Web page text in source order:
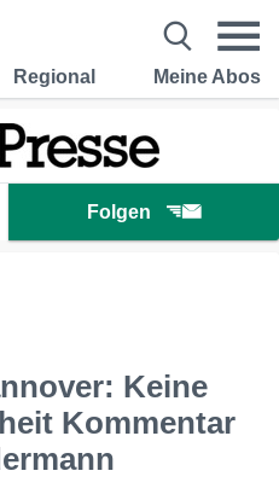
Regional Meine Abos
Folgen
Keine
Kommentar